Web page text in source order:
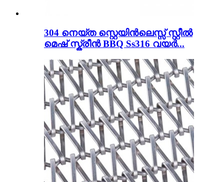
304 നെയ്ത സ്റ്റെയിൻലെസ്സ് സ്റ്റീൽ
മെഷ് സ്ക്രീൻ BBQ Ss316 വയർ...